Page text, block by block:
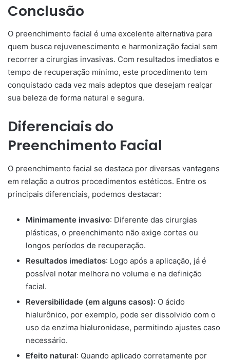
Conclusão
O preenchimento facial é uma excelente alternativa para
quem busca rejuvenescimento e harmonização facial sem
recorrer a cirurgias invasivas. Com resultados imediatos e
tempo de recuperação mínimo, este procedimento tem
conquistado cada vez mais adeptos que desejam realçar
sua beleza de forma natural e segura.​
Diferenciais do
Preenchimento Facial
O preenchimento facial se destaca por diversas vantagens
em relação a outros procedimentos estéticos. Entre os
principais diferenciais, podemos destacar:
Minimamente invasivo: Diferente das cirurgias
plásticas, o preenchimento não exige cortes ou
longos períodos de recuperação.
Resultados imediatos: Logo após a aplicação, já é
possível notar melhora no volume e na definição
facial.
Reversibilidade (em alguns casos): O ácido
hialurônico, por exemplo, pode ser dissolvido com o
uso da enzima hialuronidase, permitindo ajustes caso
necessário.
Efeito natural: Quando aplicado corretamente por